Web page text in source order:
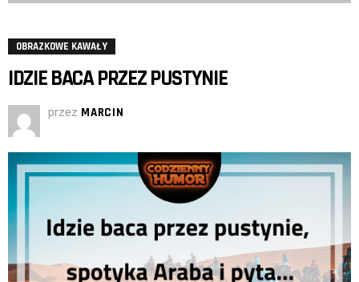
OBRAZKOWE KAWAŁY
IDZIE BACA PRZEZ PUSTYNIE
przez MARCIN